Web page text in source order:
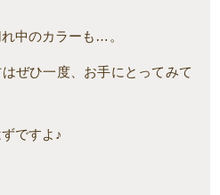
中のカラーも…。
ぜひ一度、お手にとってみて
ですよ♪